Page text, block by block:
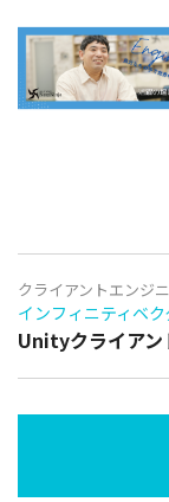
クライアントエンジ
インフィニティベク
Unityクライアン